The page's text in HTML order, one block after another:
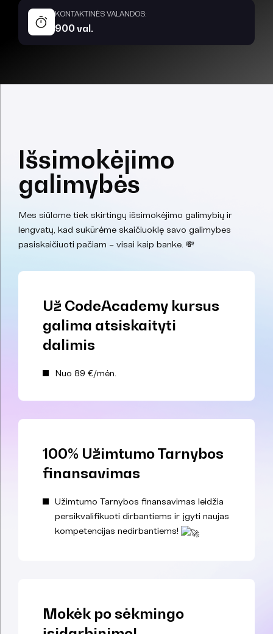
KONTAKTINĖS VALANDOS:
900 val.
Išsimokėjimo
galimybės
Mes siūlome tiek skirtingų išsimokėjimo galimybių ir
lengvatų, kad sukūrėme skaičiuoklę savo galimybes
pasiskaičiuoti pačiam – visai kaip banke. 💸
Už CodeAcademy kursus
galima atsiskaityti
dalimis
Nuo 89 €/mėn.
100% Užimtumo Tarnybos
finansavimas
Užimtumo Tarnybos finansavimas leidžia
persikvalifikuoti dirbantiems ir įgyti naujas
kompetencijas nedirbantiems!
Mokėk po sėkmingo